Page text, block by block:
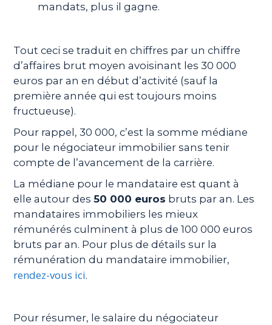
mandats, plus il gagne.
Tout ceci se traduit en chiffres par un chiffre
d’affaires brut moyen avoisinant les 30 000
euros par an en début d’activité (sauf la
première année qui est toujours moins
fructueuse).
Pour rappel, 30 000, c’est la somme médiane
pour le négociateur immobilier sans tenir
compte de l’avancement de la carrière.
La médiane pour le mandataire est quant à
elle autour des50 000 euros bruts par an. Les
mandataires immobiliers les mieux
rémunérés culminent à plus de 100 000 euros
bruts par an. Pour plus de détails sur la
rémunération du mandataire immobilier,
rendez-vous ici.
Pour résumer, le salaire du négociateur